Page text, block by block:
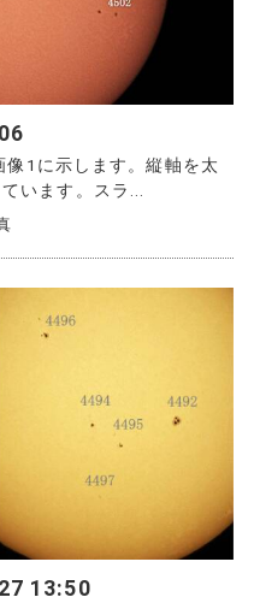
1に示します。縦軸を太
います。スラ...
13:50